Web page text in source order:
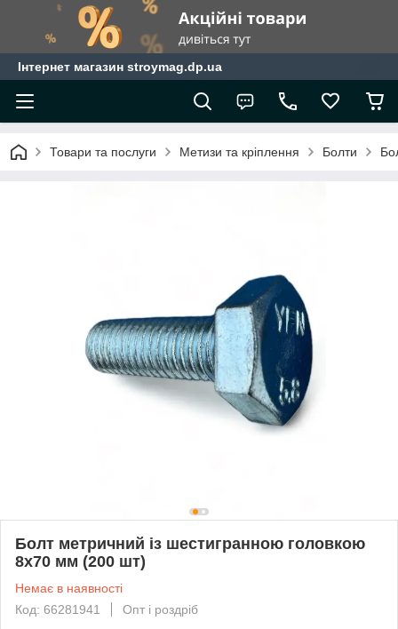
Інтернет магазин stroymag.dp.ua
Товари та послуги Метизи та кріплення Болти
Болт метричний із шестигранною головкою
8х70 мм (200 шт)
Немає в наявності
Код: 66281941
Опт і роздріб